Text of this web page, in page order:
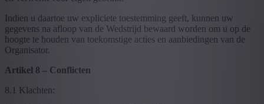
Indien u daartoe uw expliciete toestemming geeft, kunnen uw
gegevens na afloop van de Wedstrijd bewaard worden om u op de
hoogte te houden van toekomstige acties en aanbiedingen van de
Organisator.
Artikel 8 – Conflicten
8.1 Klachten: